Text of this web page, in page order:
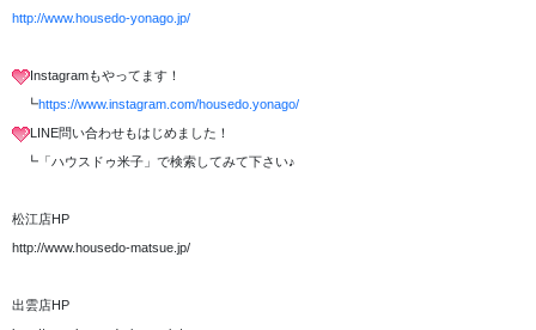
http://www.housedo-yonago.jp/
Instagramもやってます！
┗https://www.instagram.com/housedo.yonago/
LINE問い合わせもはじめました！
┗「ハウスドゥ米子」で検索してみて下さい♪
松江店HP
http://www.housedo-matsue.jp/
出雲店HP